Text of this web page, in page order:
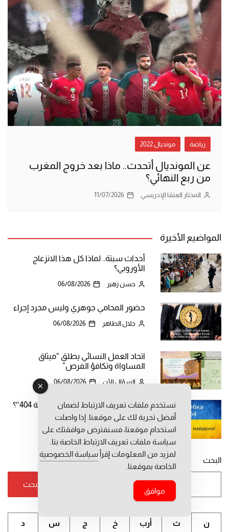
رياضة مونديال 2022
عن المونديال أتحدث.. ماذا بعد خروج المغرب
من ربع النهائي؟
المختار العنقا الإدريسي 11/07/2026
المواضيع الأخيرة
أحداث سبتة.. لماذا كل هذا الانزعاج
الأوروبي؟
حسن زهير 06/08/2026
حضور المحامي جوهري وليس مجرد إجراء
جلال الطاهر 06/08/2026
اتحاد العمل النسائي يطلق “ميثاق
المساواة وتكافؤ الفرص”
السؤال الآن 06/08/2026
لماذا يُسمي الروس أوكرانيا “الدولة 404″؟
د. زياد منصور 06/08/2026
البحث
البحث
ن ث أرب خ ج س د
نستخدم ملفات تعريف الارتباط لضمان
أفضل تجربة لك على موقعنا. إذا واصلت
استخدام موقعنا، فسنفترض موافقتك على
سياسة ملفات تعريف الارتباط الخاصة بنا.
لمزيد من المعلومات إقرأ سياسة الخصوصية
الخاصة بموقعنا.
موافق